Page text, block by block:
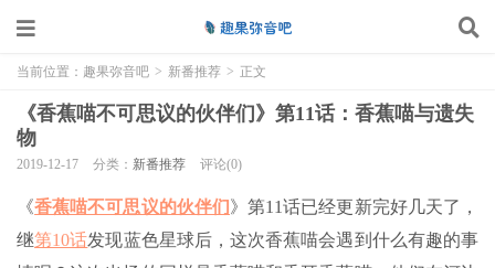
当前位置： 趣果弥音吧 > 新番推荐 > 正文
《香蕉喵不可思议的伙伴们》第11话：香蕉喵与遗失
物
2019-12-17 分类： 新番推荐 评论(0)
《香蕉喵不可思议的伙伴们》第11话已经更新完好几天了，
继第10话发现蓝色星球后，这次香蕉喵会遇到什么有趣的事